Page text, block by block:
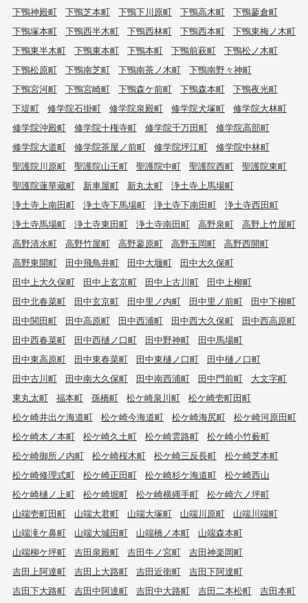
下鴨神殿町
下鴨芝本町 下鴨下川原町 下鴨高木町
下鴨蓼倉町
下鴨塚本町
下鴨西半木町 下鴨西林町 下鴨西本町
下鴨東梅ノ木町
下鴨東半木町
下鴨東本町 下鴨本町 下鴨前萩町
下鴨松ノ木町
下鴨松原町
下鴨南芝町 下鴨南茶ノ木町
下鴨南野々神町
下鴨宮河町
下鴨宮崎町 下鴨森ケ前町 下鴨森本町
下鴨夜光町
下堤町
修学院石掛町 修学院泉殿町 修学院犬塚町
修学院大林町
修学院沖殿町
修学院十権寺町 修学院千万田町
修学院高部町
修学院大道町
修学院茶屋ノ前町 修学院坪江町
修学院中林町
聖護院川原町
聖護院山王町 聖護院中町 聖護院西町
聖護院東町
聖護院蓮華蔵町
新車屋町 新丸太町
浄土寺上馬場町
浄土寺上南田町
浄土寺下馬場町 浄土寺下南田町
浄土寺西田町
浄土寺馬場町
浄土寺東田町 浄土寺南田町 高野泉町
高野上竹屋町
高野清水町
高野竹屋町 高野蓼原町 高野玉岡町
高野西開町
高野東開町
田中飛鳥井町 田中大堰町
田中大久保町
田中上大久保町
田中上玄京町 田中上古川町
田中上柳町
田中北春菜町
田中玄京町 田中里ノ内町 田中里ノ前町
田中下柳町
田中関田町
田中高原町 田中西浦町 田中西大久保町
田中西高原町
田中西春菜町
田中西樋ノ口町 田中野神町
田中馬場町
田中東高原町
田中東春菜町 田中東樋ノ口町
田中樋ノ口町
田中古川町
田中南大久保町 田中南西浦町 田中門前町
大文字町
東丸太町
福本町 孫橋町 松ケ崎泉川町
松ケ崎壱町田町
松ケ崎井出ケ海道町
松ケ崎今海道町 松ケ崎海尻町
松ケ崎河原田町
松ケ崎木ノ本町
松ケ崎久土町 松ケ崎雲路町
松ケ崎小竹薮町
松ケ崎御所ノ内町
松ケ崎桜木町 松ケ崎三反長町
松ケ崎芝本町
松ケ崎修理式町
松ケ崎正田町 松ケ崎杉ケ海道町
松ケ崎西山
松ケ崎樋ノ上町
松ケ崎堀町 松ケ崎横縄手町
松ケ崎六ノ坪町
山端壱町田町
山端大君町 山端大塚町 山端川原町
山端川端町
山端滝ケ鼻町
山端大城田町 山端橋ノ本町
山端森本町
山端柳ケ坪町
吉田泉殿町 吉田牛ノ宮町
吉田神楽岡町
吉田上阿達町
吉田上大路町 吉田近衛町
吉田下阿達町
吉田下大路町
吉田中阿達町 吉田中大路町 吉田二本松町
吉田本町